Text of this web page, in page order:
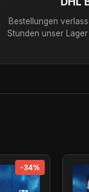
Bestellungen
Stunden unser
-34%